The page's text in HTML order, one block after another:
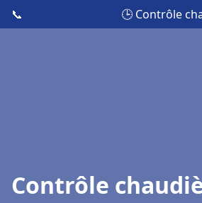
📞 🕒 Contrôle
Contrôle